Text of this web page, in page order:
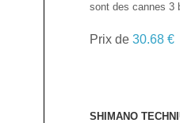
sont des cannes 3
Prix de 30.68 €
SHIMANO